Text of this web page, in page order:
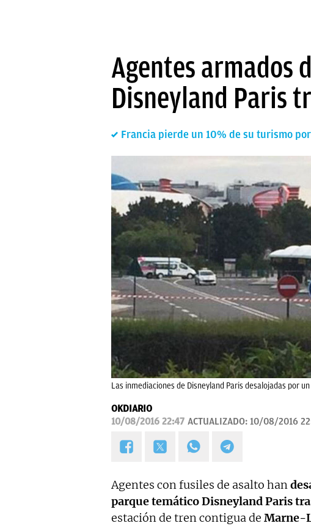
Agentes armados
Disneyland Paris
Francia pierde un 10% de su turismo
Las inmediaciones de Disneyland Paris desalojadas por
OKDIARIO
10/08/2016 22:47 ACTUALIZADO: 10/08/2016
Agentes con fusiles de asalto han
parque temático Disneyland Paris
estación de tren contigua de Marne-